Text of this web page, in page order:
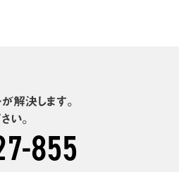
解決します。
い。
855